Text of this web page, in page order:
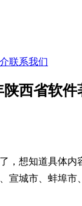
联系我们
西省软
，想知道具体
宣城市、蚌埠